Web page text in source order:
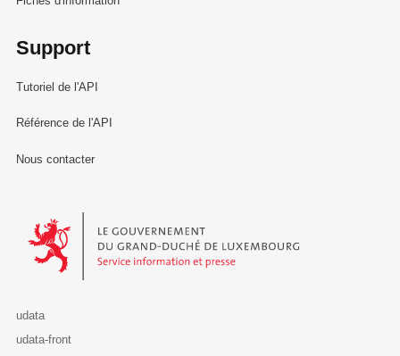
Support
Tutoriel de l'API
Référence de l'API
Nous contacter
Le Gouvernement du Grand-Duché de Luxembourg - Service
udata
udata-front